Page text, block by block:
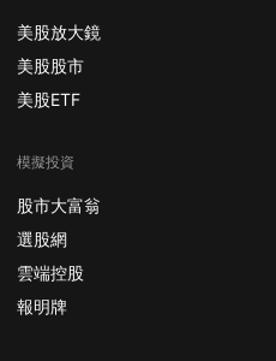
美股放大鏡
美股股市
美股ETF
模擬投資
股市大富翁
選股網
雲端控股
報明牌